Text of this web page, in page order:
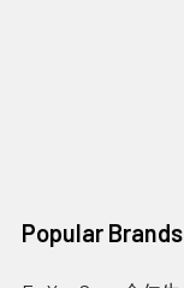
Popular Brands